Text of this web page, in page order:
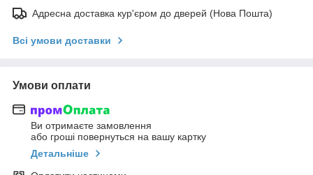
Адресна доставка кур'єром до дверей (Нова Пошта)
Всі умови доставки
Умови оплати
Ви отримаєте замовлення
або гроші повернуться на вашу картку
Детальніше